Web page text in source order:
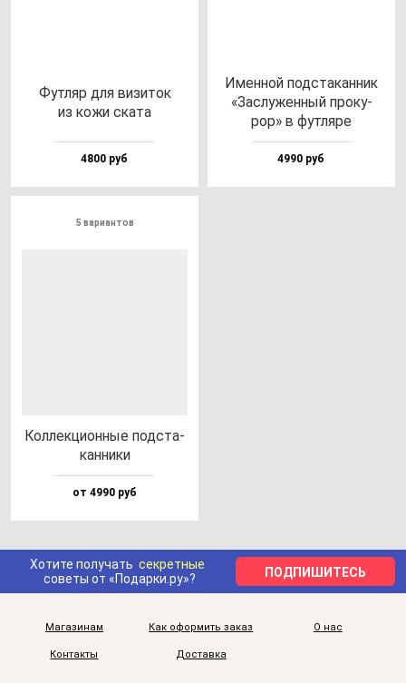
Фут­ляр для ви­зи­ток
из ко­жи ска­та
4800 руб
Имен­ной под­ста­кан­ник
«Зас­лу­жен­ный про­ку­
рор» в фут­ля­ре
4990 руб
5 вариантов
Кол­лек­ци­он­ные под­ста­
кан­ни­ки
от 4990 руб
Хотите получать секретные
советы от «Подарки.ру»?
ПОДПИШИТЕСЬ
Магазинам Как оформить заказ О нас
Контакты Доставка